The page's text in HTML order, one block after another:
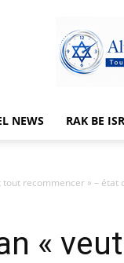
NEWS RAK BE
recommencer » – état
«